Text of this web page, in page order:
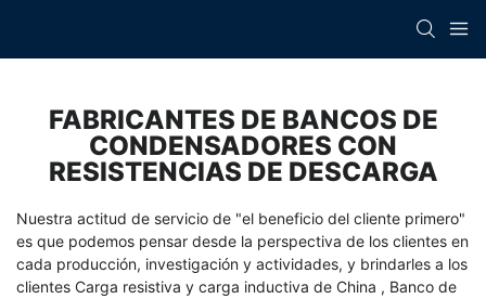
FABRICANTES DE BANCOS DE
CONDENSADORES CON
RESISTENCIAS DE DESCARGA
Nuestra actitud de servicio de "el beneficio del cliente primero"
es que podemos pensar desde la perspectiva de los clientes en
cada producción, investigación y actividades, y brindarles a los
clientes Carga resistiva y carga inductiva de China , Banco de